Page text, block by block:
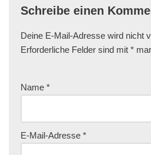
Schreibe einen
Deine E-Mail-Adresse wird nicht
Erforderliche Felder sind mit *
Name *
E-Mail-Adresse *